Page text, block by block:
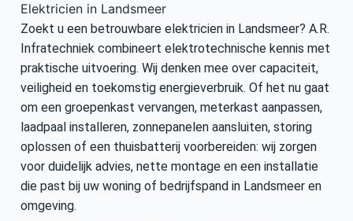
Elektricien in Landsmeer
Zoekt u een betrouwbare elektricien in Landsmeer? A.R.
Infratechniek combineert elektrotechnische kennis met
praktische uitvoering. Wij denken mee over capaciteit,
veiligheid en toekomstig energieverbruik. Of het nu gaat
om een groepenkast vervangen, meterkast aanpassen,
laadpaal installeren, zonnepanelen aansluiten, storing
oplossen of een thuisbatterij voorbereiden: wij zorgen
voor duidelijk advies, nette montage en een installatie
die past bij uw woning of bedrijfspand in Landsmeer en
omgeving.